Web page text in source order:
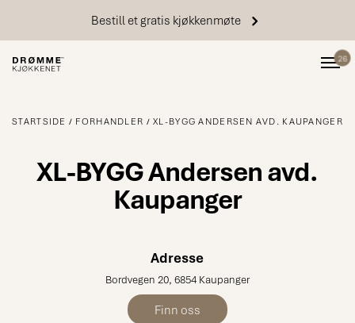
Bestill et gratis kjøkkenmøte
26
STARTSIDE FORHANDLER XL-BYGG ANDERSEN AVD. KAUPANGER
XL-BYGG Andersen avd.
Kaupanger
Adresse
Bordvegen 20, 6854 Kaupanger
Finn oss